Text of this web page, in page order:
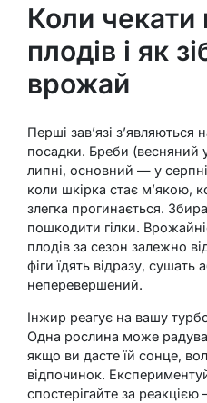
Коли
плодів і як
врожай
Перші зав’язі з’являються
посадки. Бреби (весняний
липні, основний — у
коли шкірка стає м’якою,
злегка прогинається.
пошкодити гілки.
плодів за сезон залежно
фіги їдять відразу,
неперевершений.
Інжир реагує на вашу
Одна рослина може
якщо ви дасте їй сонце,
відпочинок.
спостерігайте за